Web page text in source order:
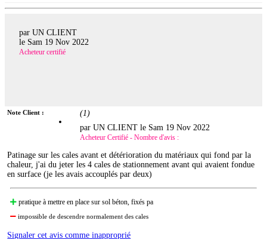
par UN CLIENT
le Sam 19 Nov 2022
Acheteur certifié
Note Client : (1)
par UN CLIENT le Sam 19 Nov 2022
Acheteur Certifié - Nombre d'avis :
Patinage sur les cales avant et détérioration du matériaux qui fond par la
chaleur, j'ai du jeter les 4 cales de stationnement avant qui avaient fondue
en surface (je les avais accouplés par deux)
pratique à mettre en place sur sol béton, fixés pa
impossible de descendre normalement des cales
Signaler cet avis comme inapproprié